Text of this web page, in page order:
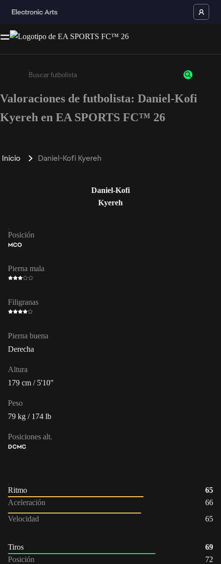
Escribe un mínimo de 3 caracteres o números.
Valoraciones de futbolista: Daniel-Kofi
Kyereh en EA SPORTS FC™ 26
Inicio Daniel-Kofi Kyereh
Daniel-Kofi
Kyereh
Posición
MCO
Pierna mala
Filigranas
Pierna buena
Derecha
Altura
179 cm / 5'10"
Peso
79 kg / 174 lb
Posiciones alt.
DCMC
Ritmo
65
Aceleración
66
Velocidad
65
Tiros
69
Posición
72